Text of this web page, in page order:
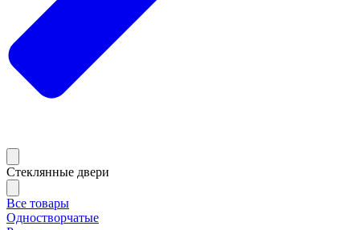
Стеклянные двери
Все товары
Одностворчатые